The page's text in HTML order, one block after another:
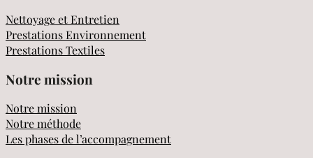
Nettoyage et Entretien
Prestations Environnement
Prestations Textiles
Notre mission
Notre mission
Notre méthode
Les phases de l’accompagnement